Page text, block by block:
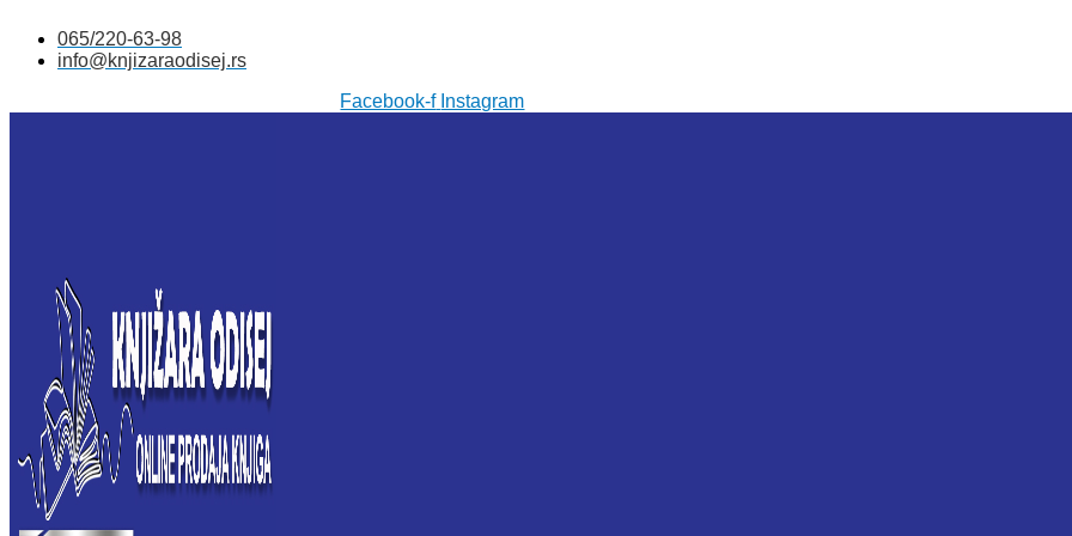
sadržaj
065/220-63-98
info@knjizaraodisej.rs
Facebook-f Instagram